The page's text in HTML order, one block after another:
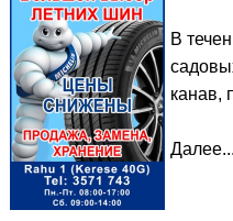
В
канав,
Далее...